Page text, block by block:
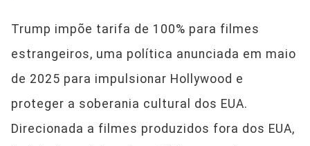
Trump impõe tarifa de 100% para filmes
estrangeiros, uma política anunciada em maio
de 2025 para impulsionar Hollywood e
proteger a soberania cultural dos EUA.
Direcionada a filmes produzidos fora dos EUA,